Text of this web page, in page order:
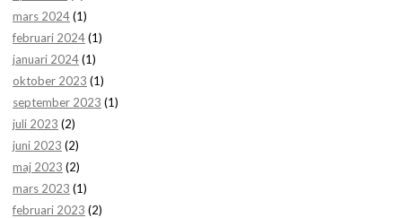
mars 2024(1)
februari 2024(1)
januari 2024(1)
oktober 2023 (1)
september 2023 (1)
juli 2023 (2)
juni 2023 (2)
maj 2023 (2)
mars 2023 (1)
februari 2023 (2)